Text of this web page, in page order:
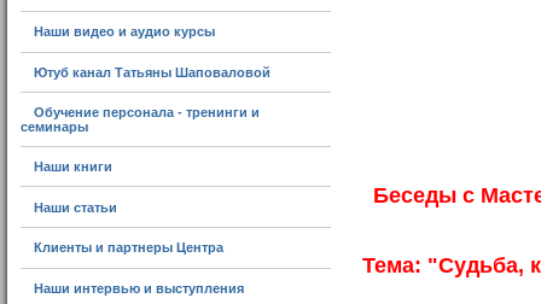
Наши видео и аудио курсы
Ютуб канал Татьяны Шаповаловой
Обучение персонала - тренинги и
семинары
Наши книги
Наши статьи
Клиенты и партнеры Центра
Наши интервью и выступления
Беседы с
Тема: "Судьба,